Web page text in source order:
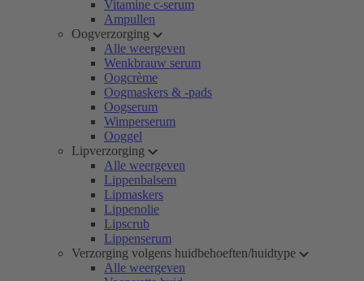
Vitamine c-serum
Ampullen
Oogverzorging
Alle weergeven
Wenkbrauw serum
Oogcrème
Oogmaskers & -pads
Oogserum
Wimperserum
Ooggel
Lipverzorging
Alle weergeven
Lippenbalsem
Lipmaskers
Lippenolie
Lipscrub
Lippenserum
Verzorging volgens huidbehoeften/huidtype
Alle weergeven